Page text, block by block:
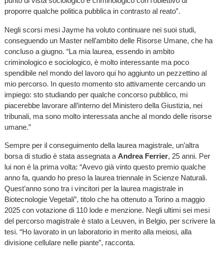
proporre qualche politica pubblica in contrasto al reato”.
Negli scorsi mesi Jayme ha voluto continuare nei suoi studi,
conseguendo un Master nell’ambito delle Risorse Umane, che ha
concluso a giugno. “La mia laurea, essendo in ambito
criminologico e sociologico, è molto interessante ma poco
spendibile nel mondo del lavoro qui ho aggiunto un pezzettino al
mio percorso. In questo momento sto attivamente cercando un
impiego: sto studiando per qualche concorso pubblico, mi
piacerebbe lavorare all’interno del Ministero della Giustizia, nei
tribunali, ma sono molto interessata anche al mondo delle risorse
umane.”
Sempre per il conseguimento della laurea magistrale, un’altra
borsa di studio è stata assegnata a Andrea Ferrier, 25 anni. Per
lui non è la prima volta: “Avevo già vinto questo premio qualche
anno fa, quando ho preso la laurea triennale in Scienze Naturali.
Quest’anno sono tra i vincitori per la laurea magistrale in
Biotecnologie Vegetali”, titolo che ha ottenuto a Torino a maggio
2025 con votazione di 110 lode e menzione. Negli ultimi sei mesi
del percorso magistrale è stato a Leuven, in Belgio, per scrivere la
tesi. “Ho lavorato in un laboratorio in merito alla meiosi, alla
divisione cellulare nelle piante”, racconta.